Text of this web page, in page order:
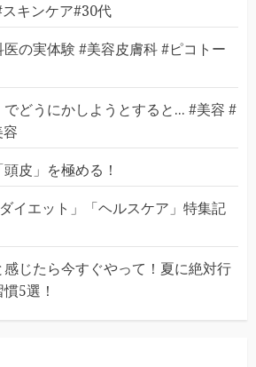
キンケア#30代
医の実体験 #美容皮膚科 #ピコトー
どうにかしようとすると... #美容 #
皮」を極める！
エット」「ヘルスケア」特集記
じたら今すぐやって！夏に絶対行
5選！